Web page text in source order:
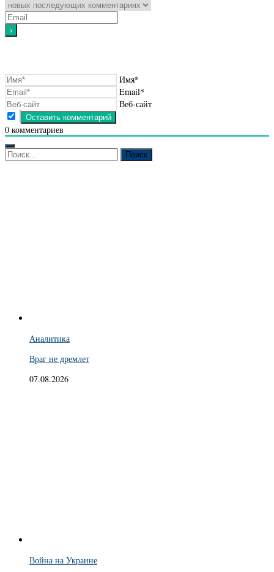
Имя*
Email*
Веб-сайт
0 комментариев
Найти:
Аналитика
Враг не дремлет
07.08.2026
Война на Украине